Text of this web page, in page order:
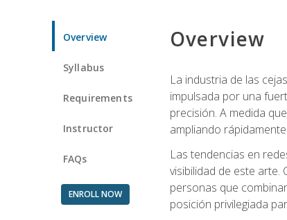
Overview
Syllabus
Requirements
Instructor
FAQs
ENROLL NOW
Overview
La industria de las
impulsada por una
precisión. A medida
ampliando
Las tendencias en
visibilidad de este arte.
personas que
posición privilegiada